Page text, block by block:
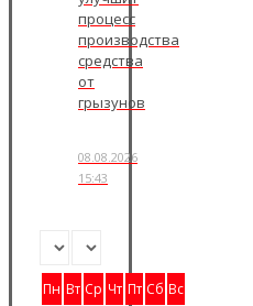
процесс
производства
средства
от
грызунов
08.08.2026
15:43
Пн Вт Ср Чт Пт Сб Вс